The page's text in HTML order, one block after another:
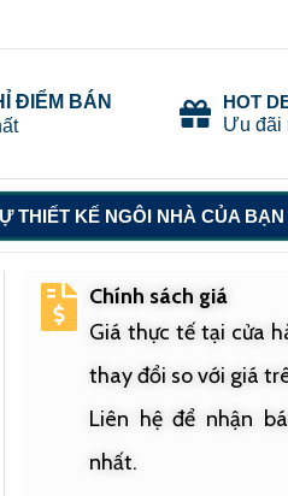
ĐIỂM BÁN
HOT
Ưu đãi
THIẾT KẾ NGÔI NHÀ CỦA BẠN
Chính sách giá
Giá thực tế tại cửa
thay đổi so với giá
Liên hệ để nhận
nhất.